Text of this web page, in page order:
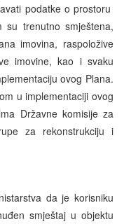
podatke o prostoru
trenutno smještena,
imovina, raspoložive
imovine, kao i svaku
ovog Plana.
u implementaciji ovog
Državne komisije za
za rekonstrukciju i
da je korisniku
smještaj u objektu